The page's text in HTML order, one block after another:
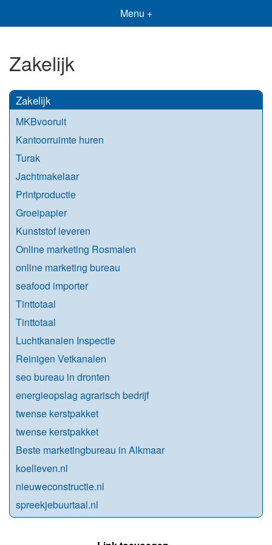
Menu +
Zakelijk
Zakelijk
MKBvooruit
Kantoorruimte huren
Turak
Jachtmakelaar
Printproductie
Groeipapier
Kunststof leveren
Online marketing Rosmalen
online marketing bureau
seafood importer
Tinttotaal
Tinttotaal
Luchtkanalen Inspectie
Reinigen Vetkanalen
seo bureau in dronten
energieopslag agrarisch bedrijf
twense kerstpakket
twense kerstpakket
Beste marketingbureau in Alkmaar
koelleven.nl
nieuweconstructie.nl
spreekjebuurtaal.nl